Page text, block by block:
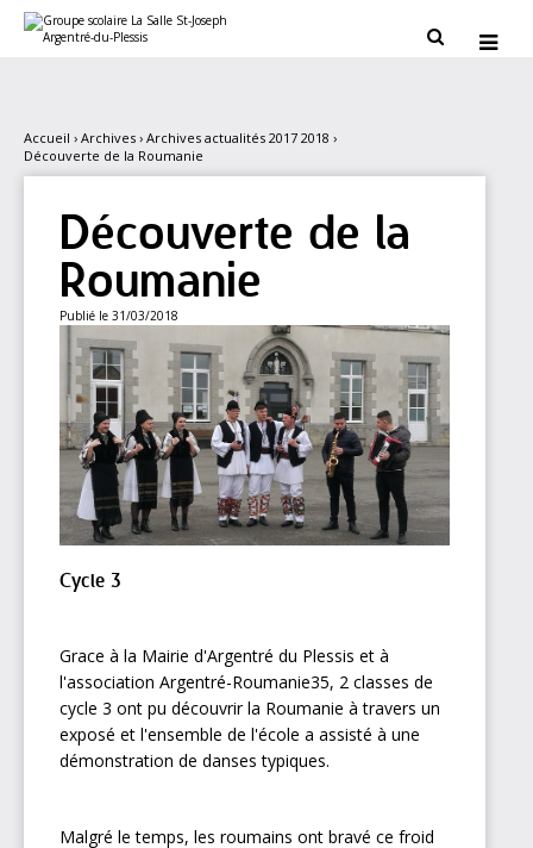
contenu.
personnels
 
Accueil › Archives › Archives actualités 2017 2018 ›
Découverte de la Roumanie
Découverte de la
Roumanie
Publié le 31/03/2018
Cycle 3
Grace à la Mairie d'Argentré du Plessis et à
l'association Argentré-Roumanie35, 2 classes de
cycle 3 ont pu découvrir la Roumanie à travers un
exposé et l'ensemble de l'école a assisté à une
démonstration de danses typiques.
Malgré le temps, les roumains ont bravé ce froid